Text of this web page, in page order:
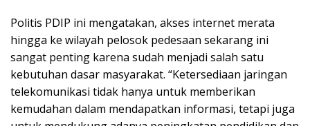
Politis PDIP ini mengatakan, akses internet merata
hingga ke wilayah pelosok pedesaan sekarang ini
sangat penting karena sudah menjadi salah satu
kebutuhan dasar masyarakat. “Ketersediaan jaringan
telekomunikasi tidak hanya untuk memberikan
kemudahan dalam mendapatkan informasi, tetapi juga